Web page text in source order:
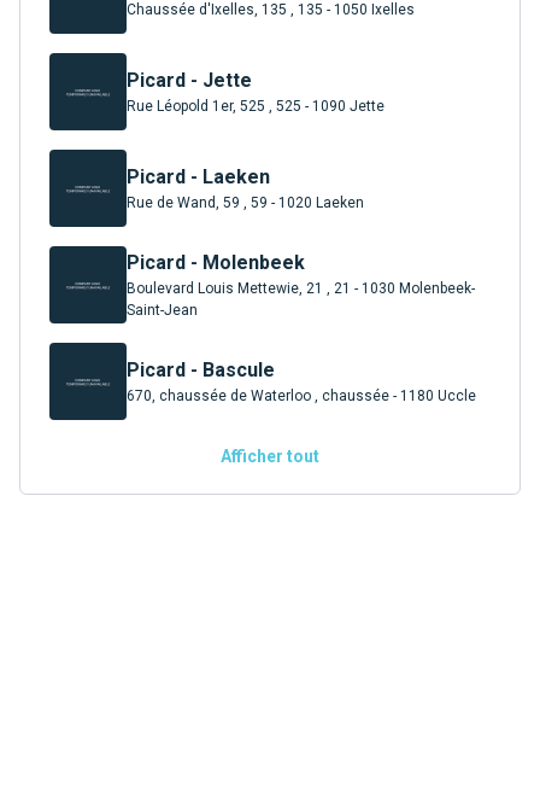
Chaussée d'Ixelles, 135 , 135 - 1050 Ixelles
Picard - Jette
Rue Léopold 1er, 525 , 525 - 1090 Jette
Picard - Laeken
Rue de Wand, 59 , 59 - 1020 Laeken
Picard - Molenbeek
Boulevard Louis Mettewie, 21 , 21 - 1030 Molenbeek-
Saint-Jean
Picard - Bascule
670, chaussée de Waterloo , chaussée - 1180 Uccle
Afficher tout